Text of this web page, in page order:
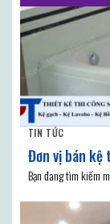
TIN TỨC
Đơn vị bán kệ
Bạn đang tìm kiếm